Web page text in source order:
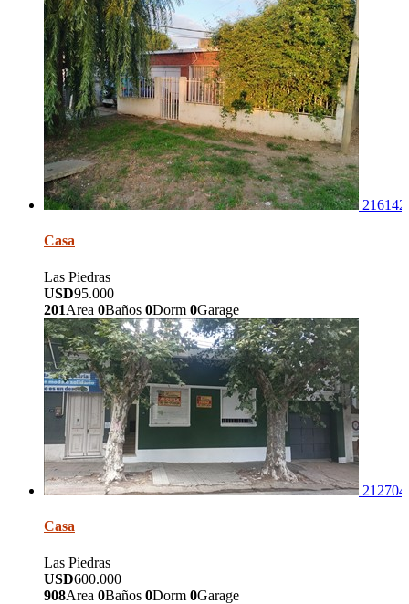
216142
Casa
Las Piedras
USD95.000
201Area 0Baños 0Dorm 0Garage
212704
Casa
Las Piedras
USD600.000
908Area 0Baños 0Dorm 0Garage